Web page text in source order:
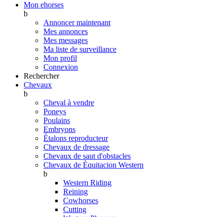
Mon ehorses
b
Annoncer maintenant
Mes annonces
Mes messages
Ma liste de surveillance
Mon profil
Connexion
Rechercher
Chevaux
b
Cheval à vendre
Poneys
Poulains
Embryons
Étalons reproducteur
Chevaux de dressage
Chevaux de saut d'obstacles
Chevaux de Èquitacion Western
b
Western Riding
Reining
Cowhorses
Cutting